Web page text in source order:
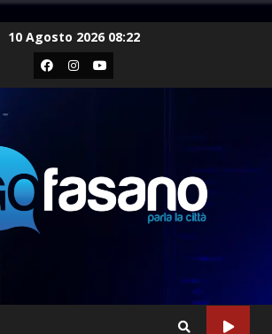
10 Agosto 2026 08:22
Facebook
Instagram
Youtube